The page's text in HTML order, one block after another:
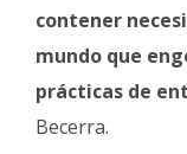
contener
mundo que
prácticas de
Becerra.